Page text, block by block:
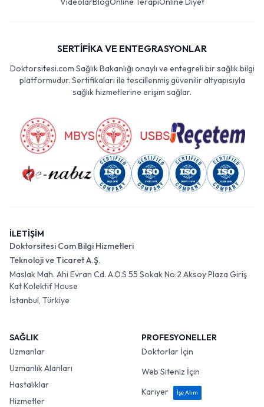
SERTİFİKA VE ENTEGRASYONLAR
Doktorsitesi.com Sağlık Bakanlığı onaylı ve entegreli bir sağlık bilgi
platformudur. Sertifikaları ile tescillenmiş güvenilir altyapısıyla
sağlık hizmetlerine erişim sağlar.
İLETİŞİM
Doktorsitesi Com Bilgi Hizmetleri
Teknoloji ve Ticaret A.Ş.
Maslak Mah. Ahi Evran Cd. A.O.S 55 Sokak No:2 Aksoy Plaza Giriş
Kat Kolektif House
İstanbul, Türkiye
SAĞLIK
Uzmanlar
Uzmanlık Alanları
Hastalıklar
Hizmetler
PROFESYONELLER
Doktorlar İçin
Web Siteniz İçin
Kariyer
İşe Alım